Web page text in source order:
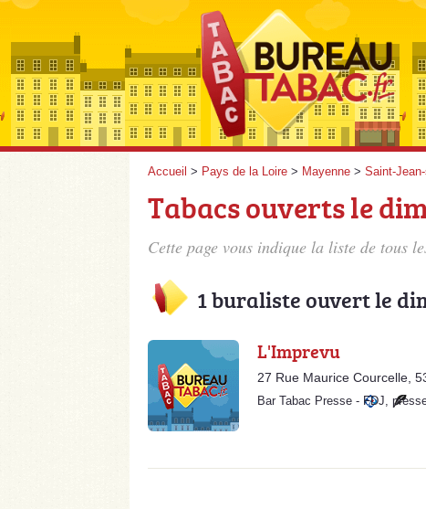
Accueil > Pays de la Loire > Mayenne > Saint-
Tabacs ouverts le
Cette page vous indique la liste de tous
1 buraliste ouvert le
L'Imprevu
27 Rue Maurice Courcelle,
Bar Tabac Presse - FDJ,